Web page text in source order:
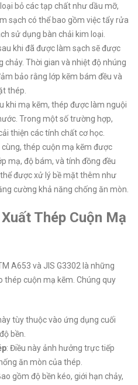
bỏ các tạp chất như dầu mỡ,
sạch có thể bao gồm việc tẩy rửa
sử dụng bàn chải kim loại.
khi đã được làm sạch sẽ được
chảy. Thời gian và nhiệt độ nhúng
bảo rằng lớp kẽm bám đều và
thép.
khi mạ kẽm, thép được làm nguội
Trong một số trường hợp,
thiện các tính chất cơ học.
cùng, thép cuộn mạ kẽm được
mạ, độ bám, và tính đồng đều
được xử lý bề mặt thêm như
cường khả năng chống ăn mòn.
Thép Cuộn Mạ
A653 và JIS G3302 là những
thép cuộn mạ kẽm. Chúng quy
tùy thuộc vào ứng dụng cuối
bền.
: Điều này ảnh hưởng trực tiếp
ăn mòn của thép.
gồm độ bền kéo, giới hạn chảy,